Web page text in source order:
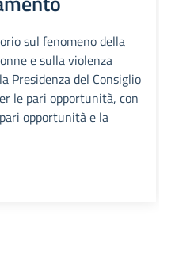
sul fenomeno della
e sulla violenza
Presidenza del Consiglio
le pari opportunità, con
opportunità e la